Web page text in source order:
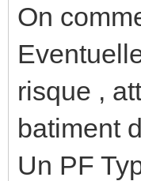
On
risque ,
batiment
Un PF